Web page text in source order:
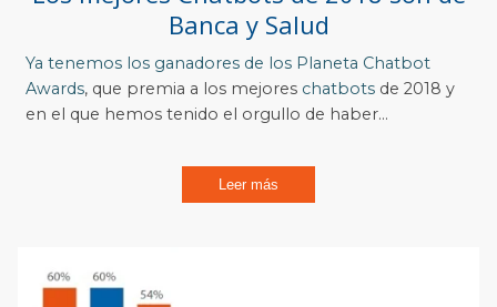
Banca y Salud
Ya tenemos los ganadores de los Planeta Chatbot
Awards, que premia a los mejores chatbots de 2018 y
en el que hemos tenido el orgullo de haber...
Leer más